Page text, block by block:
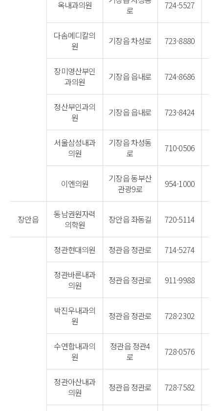
옥내과의원
로
724-5527
다솜메디칼의
원
기장읍 차성로 723-8880
장미영산부인
과의원
기장읍 읍내로 724-8686
정산부인과의
원
기장읍 읍내로 723-8424
서울삼성내과
의원
기장읍 차성동
로
710-0506
이엔의원
기장읍 동부산
관광9로
954-1000
장안읍
동남권원자력
의학원
장안읍 좌동길 720-5114
정관현대의원 정관읍 정관로 714-5274
정관바른내과
의원
정관읍 정관로 911-9988
박진우내과의
원
정관읍 정관로 728-2302
수연합내과의
원
정관읍 정관4
로
728-0576
정관아산내과
의원
정관읍 정관로 728-7582